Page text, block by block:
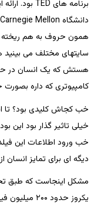
دانشگاه Carnegie Mellon بر عهده داشت. ایشون مبدع کپچا (
همون حروف به هم ریخته
سایتهای مختلف می بینید
هستش که یک انسان در
کامپیوتری که داره بصورت
خب کجاش کلیدی بود؟ تا
خیلی تاثیر گذار بود این
خب ورود اطلاعات این
دیگه ای برای تمایز
مشکل اینجاست که طبق
یکروز حدود